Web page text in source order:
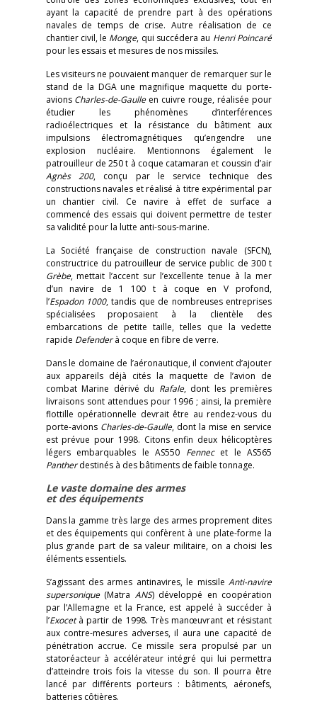
ayant la capacité de prendre part à des opérations
navales de temps de crise. Autre réalisation de ce
chantier civil, le Monge, qui succédera au Henri Poincaré
pour les essais et mesures de nos missiles.
Les visiteurs ne pouvaient manquer de remarquer sur le
stand de la DGA une magnifique maquette du porte-
avions Charles-de-Gaulle en cuivre rouge, réalisée pour
étudier les phénomènes d’interférences
radioélectriques et la résistance du bâtiment aux
impulsions électromagnétiques qu’engendre une
explosion nucléaire. Mentionnons également le
patrouilleur de 250 t à coque catamaran et coussin d’air
Agnès 200, conçu par le service technique des
constructions navales et réalisé à titre expérimental par
un chantier civil. Ce navire à effet de surface a
commencé des essais qui doivent permettre de tester
sa validité pour la lutte anti-sous-marine.
La Société française de construction navale (SFCN),
constructrice du patrouilleur de service public de 300 t
Grèbe, mettait l’accent sur l’excellente tenue à la mer
d’un navire de 1 100 t à coque en V profond,
l’Espadon 1000, tandis que de nombreuses entreprises
spécialisées proposaient à la clientèle des
embarcations de petite taille, telles que la vedette
rapide Defenderà coque en fibre de verre.
Dans le domaine de l’aéronautique, il convient d’ajouter
aux appareils déjà cités la maquette de l’avion de
combat Marine dérivé du Rafale, dont les premières
livraisons sont attendues pour 1996 ; ainsi, la première
flottille opérationnelle devrait être au rendez-vous du
porte-avions Charles-de-Gaulle, dont la mise en service
est prévue pour 1998. Citons enfin deux hélicoptères
légers embarquables le AS550 Fennec et le AS565
Pantherdestinés à des bâtiments de faible tonnage.
Le vaste domaine des armes
et des équipements
Dans la gamme très large des armes proprement dites
et des équipements qui confèrent à une plate-forme la
plus grande part de sa valeur militaire, on a choisi les
éléments essentiels.
S’agissant des armes antinavires, le missile Anti-navire
supersonique(Matra ANS) développé en coopération
par l’Allemagne et la France, est appelé à succéder à
l’Exocetà partir de 1998. Très manœuvrant et résistant
aux contre-mesures adverses, il aura une capacité de
pénétration accrue. Ce missile sera propulsé par un
statoréacteur à accélérateur intégré qui lui permettra
d’atteindre trois fois la vitesse du son. Il pourra être
lancé par différents porteurs : bâtiments, aéronefs,
batteries côtières.